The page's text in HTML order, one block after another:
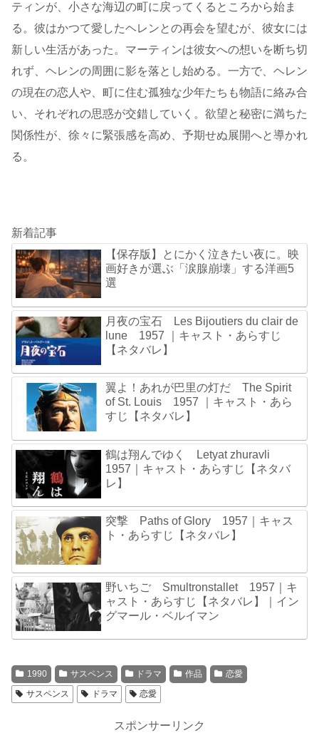
ティンが、小さな海辺の町に戻ってくるところから始ま
る。彼はかつて愛したヘレンとの再会を望むが、彼女には
新しい生活があった。マーティンは彼女への想いを断ち切
れず、ヘレンの周囲に影を落とし始める。一方で、ヘレン
の現在の恋人や、町に住む孤独な少年たちも物語に絡み合
い、それぞれの思惑が交錯していく。欲望と秘密に満ちた
関係性が、徐々に緊張感を高め、予期せぬ展開へと導かれ
る。
新着記事
【保存版】とにかく泣きたい夜に。映
画好きが選ぶ「涙腺崩壊」する洋画5
選
月夜の宝石 Les Bijoutiers du clair de
lune 1957 ｜キャスト・あらすじ
【ネタバレ】
翼よ！あれが巴里の灯だ The Spirit
of St. Louis 1957 ｜キャスト・あら
すじ【ネタバレ】
鶴は翔んでゆく Letyat zhuravli
1957｜キャスト・あらすじ【ネタバ
レ】
突撃 Paths of Glory 1957｜キャス
ト・あらすじ【ネタバレ】
野いちご Smultronstallet 1957｜キ
ャスト・あらすじ【ネタバレ】｜イン
グマール・ベルイマン
1990 サスペンス ドラマ 作品
恋愛
サスペンス
ドラマ 恋愛
スポンサーリンク